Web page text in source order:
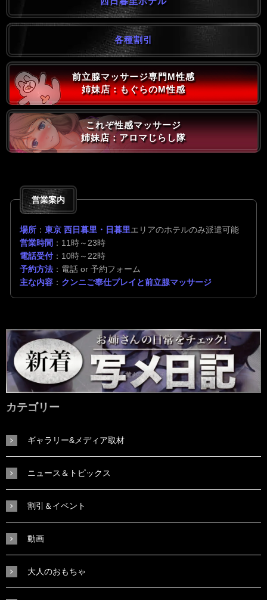
各種割引
前立腺マッサージ専門M性感
姉妹店：もぐらのM性感
これぞ性感マッサージ
姉妹店：アロマじらし隊
営業案内
場所 ： 東京 西日暮里・日暮里エリアのホテルのみ派遣可能
営業時間 ：11時～23時
電話受付：10時～22時
予約方法 ：電話 or 予約フォーム
主な内容 ： クンニご奉仕プレイと前立腺マッサージ
カテゴリー
ギャラリー&メディア取材
ニュース＆トピックス
割引＆イベント
動画
大人のおもちゃ